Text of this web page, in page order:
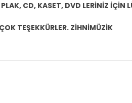
CD, KASET, DVD LERİNİZ İÇİN
TEŞEKKÜRLER. ZİHNİMÜZİK